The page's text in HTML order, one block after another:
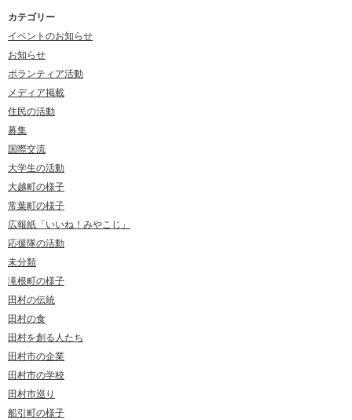
カテゴリー
イベントのお知らせ
お知らせ
ボランティア活動
メディア掲載
住民の活動
募集
国際交流
大学生の活動
大越町の様子
常葉町の様子
広報紙「いいね！みやこじ」
応援隊の活動
未分類
滝根町の様子
田村の伝統
田村の食
田村を創る人たち
田村市の企業
田村市の学校
田村市巡り
船引町の様子